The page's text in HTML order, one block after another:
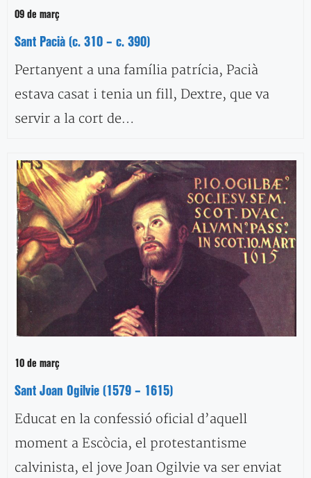
09 de març
Sant Pacià (c. 310 – c. 390)
Pertanyent a una família patrícia, Pacià
estava casat i tenia un fill, Dextre, que va
servir a la cort de…
10 de març
Sant Joan Ogilvie (1579 – 1615)
Educat en la confessió oficial d’aquell
moment a Escòcia, el protestantisme
calvinista, el jove Joan Ogilvie va ser enviat